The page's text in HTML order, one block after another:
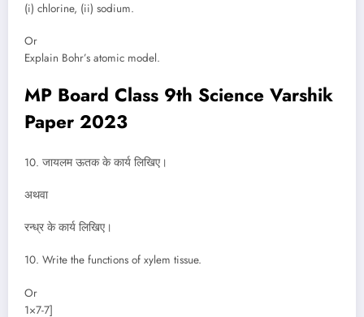
(i) chlorine, (ii) sodium.
Or
Explain Bohr’s atomic model.
MP Board Class 9th Science Varshik
Paper 2023
10. जायलम ऊतक के कार्य लिखिए।
अथवा
रन्ध्र के कार्य लिखिए।
10. Write the functions of xylem tissue.
Or
1×7-7]